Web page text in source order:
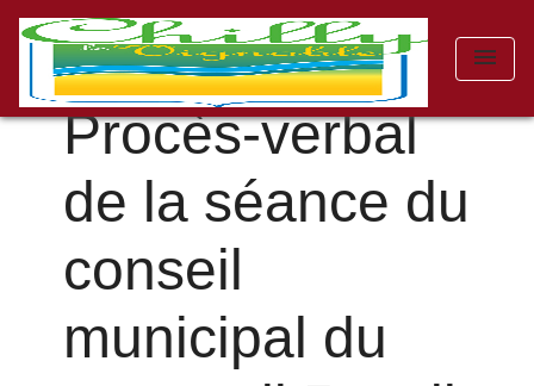
menu
Procès-verbal
de la séance du
conseil
municipal du